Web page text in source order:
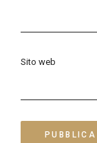
Sito web